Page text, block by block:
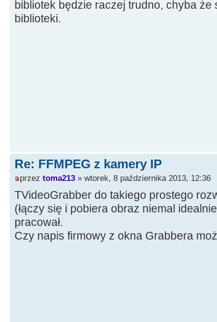
bibliotek będzie raczej trudno, chyba
biblioteki.
Re: FFMPEG z kamery IP
przez toma213 » wtorek, 8 października 2013, 12:36
TVideoGrabber do takiego prostego
(łączy się i pobiera obraz niemal
pracował.
Czy napis firmowy z okna Grabbera